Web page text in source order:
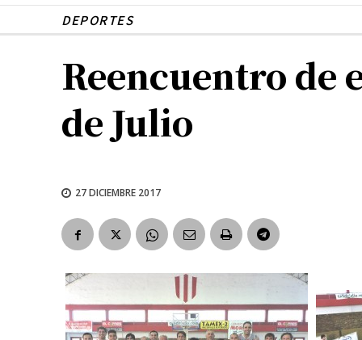
DEPORTES
Reencuentro de
de Julio
27 DICIEMBRE 2017